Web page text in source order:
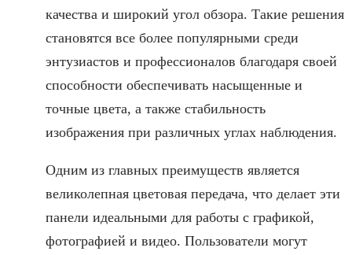
качества и широкий угол обзора. Такие решения
становятся все более популярными среди
энтузиастов и профессионалов благодаря своей
способности обеспечивать насыщенные и
точные цвета, а также стабильность
изображения при различных углах наблюдения.
Одним из главных преимуществ является
великолепная цветовая передача, что делает эти
панели идеальными для работы с графикой,
фотографией и видео. Пользователи могут